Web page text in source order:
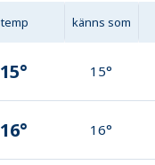
temp känns som
15° 15°
16° 16°